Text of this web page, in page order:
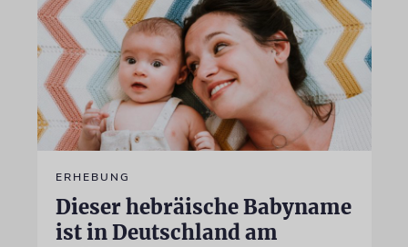
ERHEBUNG
Dieser hebräische Babyname
ist in Deutschland am